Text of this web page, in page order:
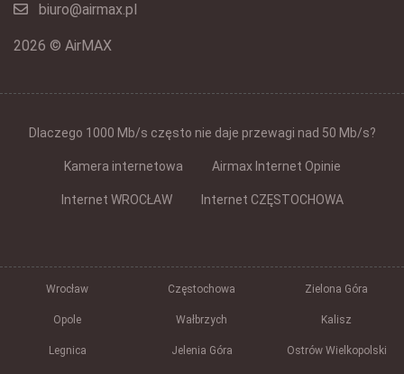
biuro@airmax.pl
2026 © AirMAX
Dlaczego 1000 Mb/s często nie daje przewagi nad 50 Mb/s?
Kamera internetowa Airmax Internet Opinie
Internet WROCŁAW Internet CZĘSTOCHOWA
Wrocław Częstochowa Zielona Góra
Opole Wałbrzych Kalisz
Legnica Jelenia Góra Ostrów Wielkopolski